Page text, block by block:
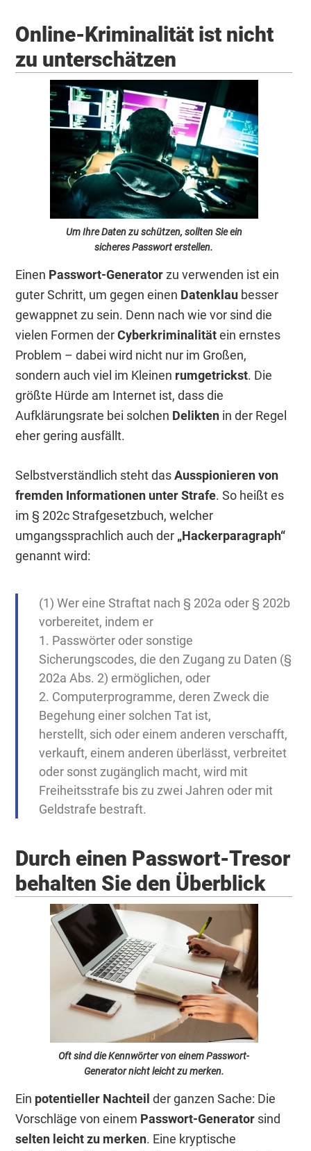
Online-Kriminalität ist nicht
zu unterschätzen
Um Ihre Daten zu schützen, sollten Sie ein
sicheres Passwort erstellen.
Einen Passwort-Generatorzu verwenden ist ein
guter Schritt, um gegen einen Datenklau besser
gewappnet zu sein. Denn nach wie vor sind die
vielen Formen derCyberkriminalitätein ernstes
Problem – dabei wird nicht nur im Großen,
sondern auch viel im Kleinen rumgetrickst. Die
größte Hürde am Internet ist, dass die
Aufklärungsrate bei solchen Delikten in der Regel
eher gering ausfällt.
Selbstverständlich steht dasAusspionieren von
fremden Informationen unter Strafe. So heißt es
im § 202c Strafgesetzbuch, welcher
umgangssprachlich auch der „Hackerparagraph“
genannt wird:
(1) Wer eine Straftat nach § 202a oder § 202b
vorbereitet, indem er
1. Passwörter oder sonstige
Sicherungscodes, die den Zugang zu Daten (§
202a Abs. 2) ermöglichen, oder
2. Computerprogramme, deren Zweck die
Begehung einer solchen Tat ist,
herstellt, sich oder einem anderen verschafft,
verkauft, einem anderen überlässt, verbreitet
oder sonst zugänglich macht, wird mit
Freiheitsstrafe bis zu zwei Jahren oder mit
Geldstrafe bestraft.
Durch einen Passwort-Tresor
behalten Sie den Überblick
Oft sind die Kennwörter von einem Passwort-
Generator nicht leicht zu merken.
Ein potentieller Nachteil der ganzen Sache: Die
Vorschläge von einem Passwort-Generator sind
selten leicht zu merken. Eine kryptische